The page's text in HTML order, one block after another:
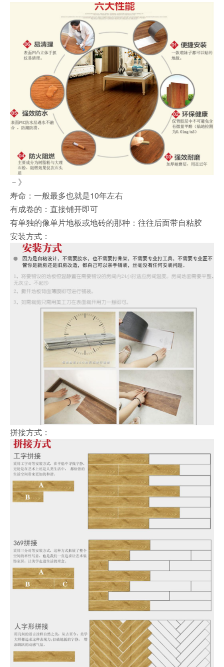
－》
寿命：一般最多也就是10年左右
有成卷的：直接铺开即可
有单独的像单片地板或地砖的那种：往往后面带自粘胶
安装方式：
拼接方式：